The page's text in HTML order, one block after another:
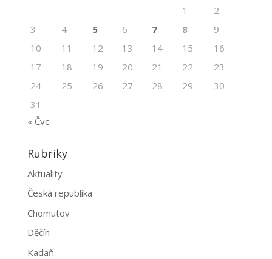
1
2
3
4 5 6 7 8
9
10
11 12 13 14 15
16
17
18 19 20 21 22
23
24
25 26 27 28 29
30
31
« Čvc
Rubriky
Aktuality
Česká republika
Chomutov
Děčín
Kadaň